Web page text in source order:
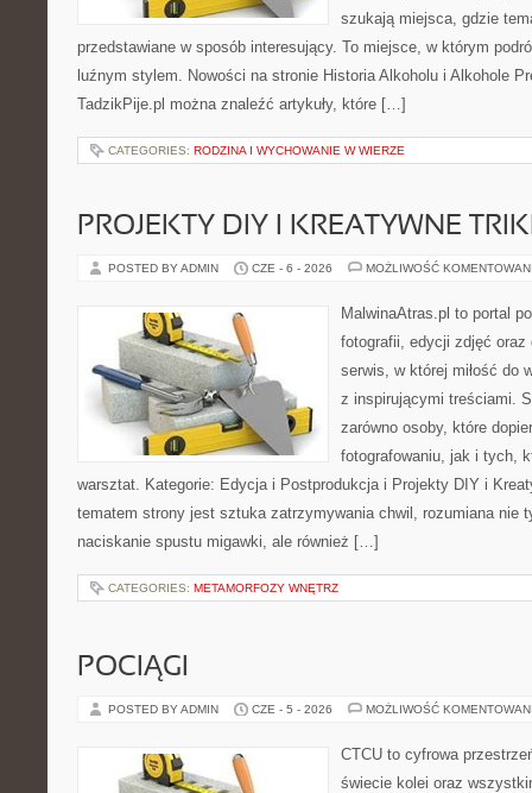
szukają miejsca, gdzie
przedstawiane w sposób interesujący. To miejsce, w którym
luźnym stylem. Nowości na stronie Historia Alkoholu i Alkohole
TadzikPije.pl można znaleźć artykuły, które […]
CATEGORIES: RODZINA I WYCHOWANIE W WIERZE
PROJEKTY DIY I KREATYWNE
POSTED BY ADMIN CZE - 6 - 2026 MOŻLIWOŚĆ
MalwinaAtras.pl to portal
fotografii, edycji zdjęć oraz
serwis, w której miłość do
z inspirującymi treściami.
zarówno osoby, które
fotografowaniu, jak i tych,
warsztat. Kategorie: Edycja i Postprodukcja i Projekty DIY i
tematem strony jest sztuka zatrzymywania chwil, rozumiana nie
naciskanie spustu migawki, ale również […]
CATEGORIES: METAMORFOZY WNĘTRZ
POCIĄGI
POSTED BY ADMIN CZE - 5 - 2026 MOŻLIWOŚĆ
CTCU to cyfrowa
świecie kolei oraz